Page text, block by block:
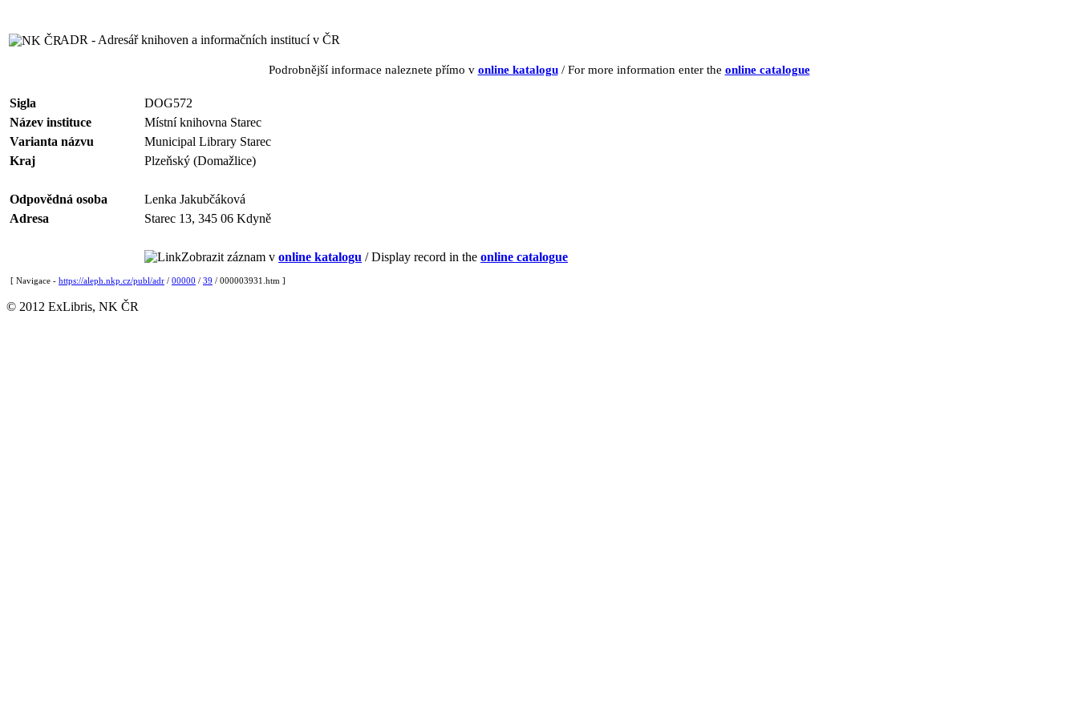
ADR - Adresář knihoven a informačních institucí v ČR
Podrobnější informace naleznete přímo v online katalogu/ For more information enter the online catalogue
Sigla
DOG572
Název instituce
Místní knihovna Starec
Varianta názvu
Municipal Library Starec
Kraj
Plzeňský (Domažlice)
Odpovědná osoba
Lenka Jakubčáková
Adresa
Starec 13, 345 06 Kdyně
Zobrazit záznam v online katalogu / Display record in the online catalogue
[ Navigace - https://aleph.nkp.cz/publ/adr / 00000 / 39 / 000003931.htm ]
© 2012 ExLibris, NK ČR